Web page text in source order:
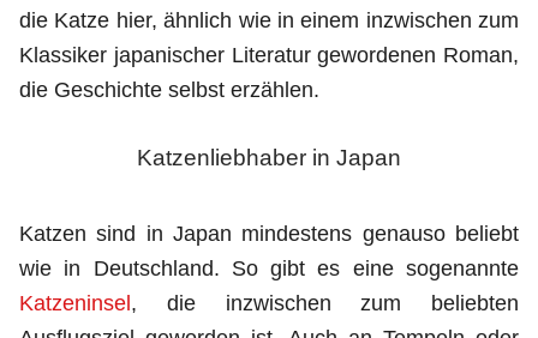
die Katze hier, ähnlich wie in einem inzwischen zum
Klassiker japanischer Literatur gewordenen Roman,
die Geschichte selbst erzählen.
Katzenliebhaber in Japan
Katzen sind in Japan mindestens genauso beliebt
wie in Deutschland. So gibt es eine sogenannte
Katzeninsel , die inzwischen zum beliebten